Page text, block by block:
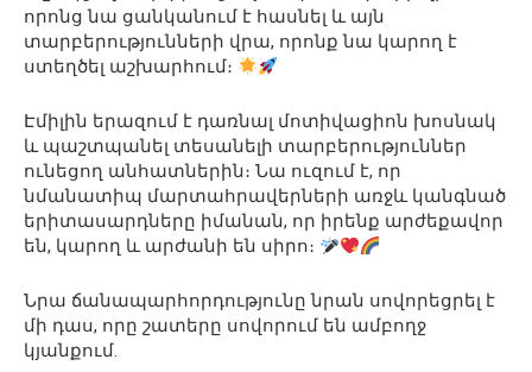
որոնց նա ցանկանում է հասնել և այն
տարբերությունների վրա, որոնք նա կարող է
ստեղծել աշխարհում։
Էմիլին երազում է դառնալ մոտիվացիոն խոսնակ
և պաշտպանել տեսանելի տարբերություններ
ունեցող անհատներին։ Նա ուզում է, որ
նմանատիպ մարտահրավերների առջև կանգնած
երիտասարդները իմանան, որ իրենք արժեքավոր
են, կարող և արժանի են սիրո։
Նրա ճանապարհորդությունը նրան սովորեցրել է
մի դաս, որը շատերը սովորում են ամբողջ
կյանքում.